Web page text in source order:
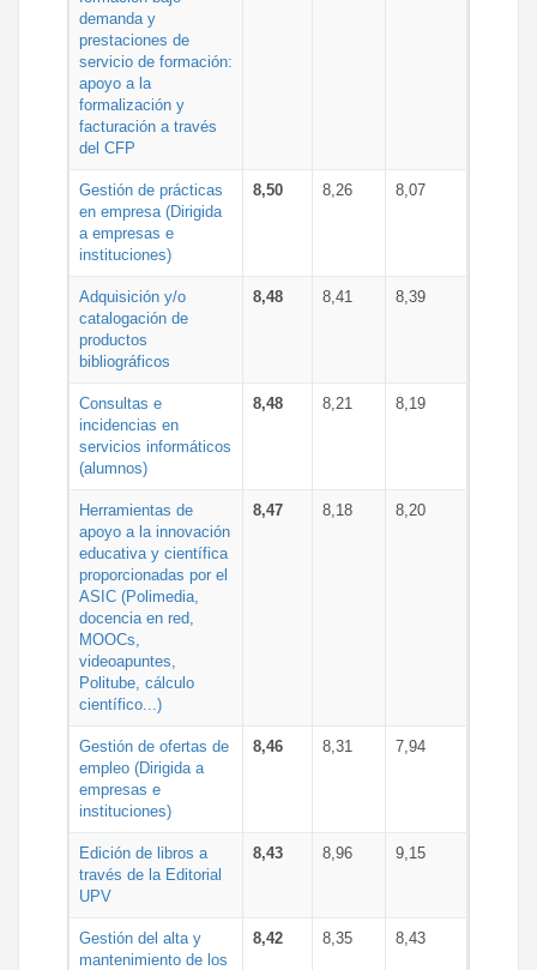
demanda y
prestaciones de
servicio de formación:
apoyo a la
formalización y
facturación a través
del CFP
Gestión de prácticas
en empresa (Dirigida
a empresas e
instituciones)
8,50 8,26 8,07
Adquisición y/o
catalogación de
productos
bibliográficos
8,48 8,41 8,39
Consultas e
incidencias en
servicios informáticos
(alumnos)
8,48 8,21 8,19
Herramientas de
apoyo a la innovación
educativa y científica
proporcionadas por el
ASIC (Polimedia,
docencia en red,
MOOCs,
videoapuntes,
Politube, cálculo
científico...)
8,47 8,18 8,20
Gestión de ofertas de
empleo (Dirigida a
empresas e
instituciones)
8,46 8,31 7,94
Edición de libros a
través de la Editorial
UPV
8,43 8,96 9,15
Gestión del alta y
mantenimiento de los
8,42 8,35 8,43